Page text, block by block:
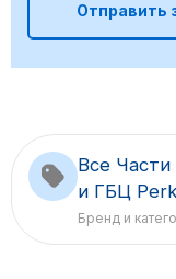
Отправить
Все Части
и ГБЦ
Бренд и